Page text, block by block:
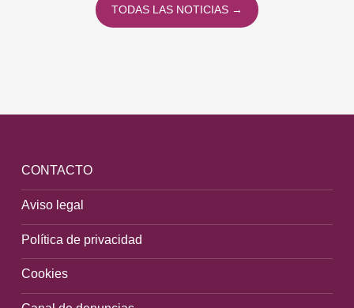
TODAS LAS NOTICIAS →
CONTACTO
Aviso legal
Política de privacidad
Cookies